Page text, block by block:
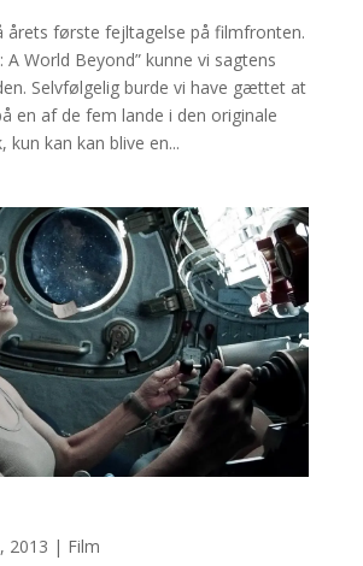
årets første fejltagelse på filmfronten.
World Beyond” kunne vi sagtens
Selvfølgelig burde vi have gættet at
en af de fem lande i den originale
kun kan kan blive en...
2013 | Film